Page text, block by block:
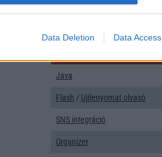
Data Deletion Data Access
Beszélgetési idő h /
Java
Flash / Ujjlenyomat olvasó
SNS integráció
Organizer